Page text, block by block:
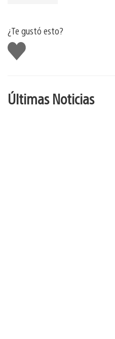
¿Te gustó esto?
Me
gusta
Últimas Noticias